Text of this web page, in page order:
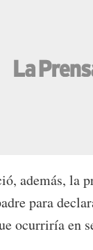
además, la
para
ocurriría en